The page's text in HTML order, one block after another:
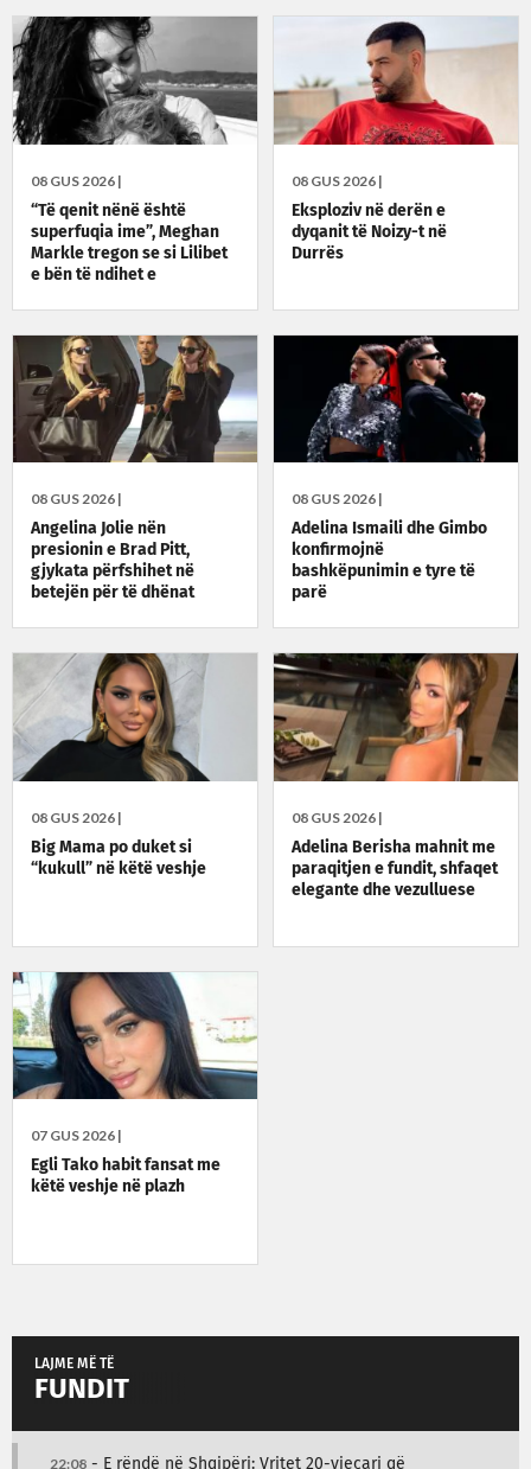
08 GUS 2026 |
“Të qenit nënë është
superfuqia ime”, Meghan
Markle tregon se si Lilibet
e bën të ndihet e
08 GUS 2026 |
Eksploziv në derën e
dyqanit të Noizy-t në
Durrës
08 GUS 2026 |
Angelina Jolie nën
presionin e Brad Pitt,
gjykata përfshihet në
betejën për të dhënat
08 GUS 2026 |
Adelina Ismaili dhe Gimbo
konfirmojnë
bashkëpunimin e tyre të
parë
08 GUS 2026 |
Big Mama po duket si
“kukull” në këtë veshje
08 GUS 2026 |
Adelina Berisha mahnit me
paraqitjen e fundit, shfaqet
elegante dhe vezulluese
07 GUS 2026 |
Egli Tako habit fansat me
këtë veshje në plazh
LAJME MË TË
FUNDIT
22:08 - E rëndë në Shqipëri: Vritet 20-vjeçari që